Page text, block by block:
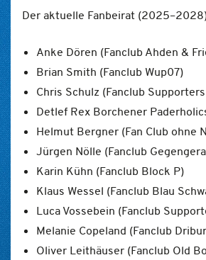
Der aktuelle Fanbeirat
Anke Dören (Fanclub Ahden &
Brian Smith (Fanclub Wup07)
Chris Schulz (Fanclub
Detlef Rex Borchener
Helmut Bergner (Fan Club ohne
Jürgen Nölle (Fanclub
Karin Kühn (Fanclub Block P)
Klaus Wessel (Fanclub Blau
Luca Vossebein (Fanclub
Melanie Copeland (Fanclub
Oliver Leithäuser (Fanclub Old